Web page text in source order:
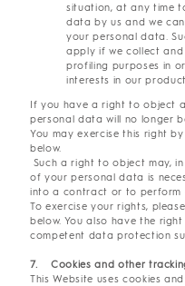
situation, at any time
data by us and we
your personal data.
apply if we collect
profiling purposes in
interests in our
If you have a right to object
personal data will no longer
You may exercise this right
below.
Such a right to object may,
of your personal data is
into a contract or to perform
To exercise your rights,
below. You also have the
competent data protection
7. Cookies and other
This Website uses cookies